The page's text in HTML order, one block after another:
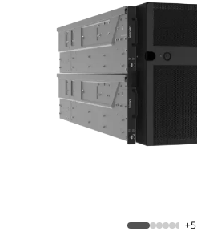
большим объемом памяти
+5